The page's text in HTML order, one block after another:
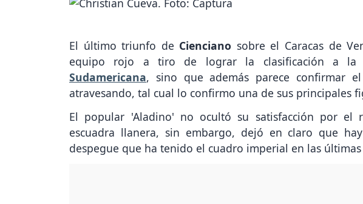
El último triunfo de Cienciano sobre el Caracas de
equipo rojo a tiro de lograr la clasificación a la
Sudamericana, sino que además parece confirmar
atravesando, tal cual lo confirmo una de sus principales
El popular 'Aladino' no ocultó su satisfacción por el
escuadra llanera, sin embargo, dejó en claro que
despegue que ha tenido el cuadro imperial en las últimas